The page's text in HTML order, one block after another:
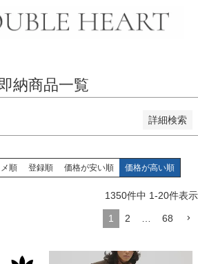
納商品一覧
詳細検索
検索
順 登録順 価格が安い順 価格が高い順
1350件中 1-20件表示
1 2 68